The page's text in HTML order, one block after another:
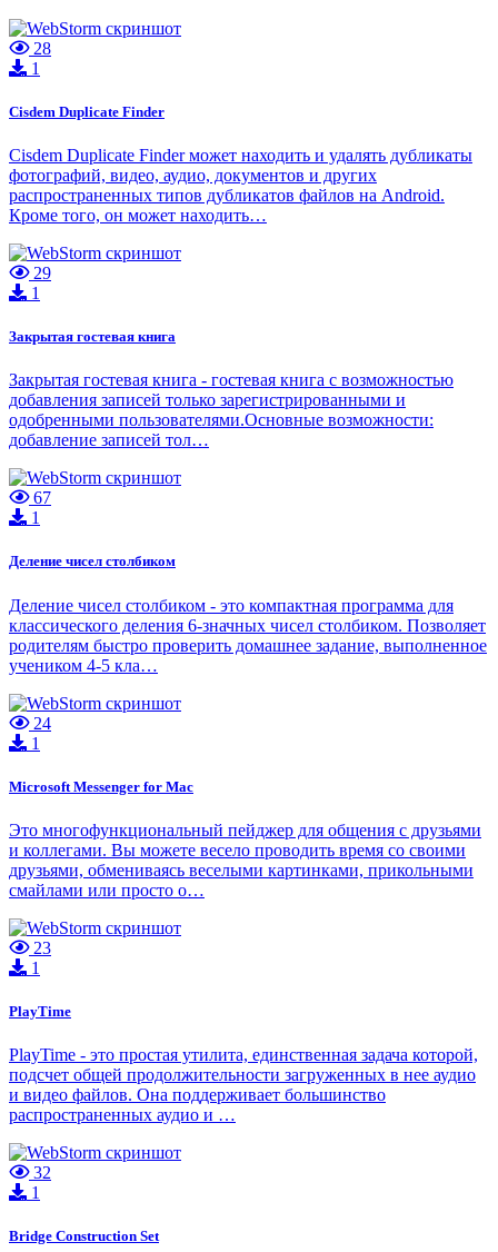
28
1
Cisdem Duplicate Finder
Cisdem Duplicate Finder может находить и удалять дубликаты
фотографий, видео, аудио, документов и других
распространенных типов дубликатов файлов на Android.
Кроме того, он может находить…
29
1
Закрытая гостевая книга
Закрытая гостевая книга - гостевая книга с возможностью
добавления записей только зарегистрированными и
одобренными пользователями.Основные возможности:
добавление записей тол…
67
1
Деление чисел столбиком
Деление чисел столбиком - это компактная программа для
классического деления 6-значных чисел столбиком. Позволяет
родителям быстро проверить домашнее задание, выполненное
учеником 4-5 кла…
24
1
Microsoft Messenger for Mac
Это многофункциональный пейджер для общения с друзьями
и коллегами. Вы можете весело проводить время со своими
друзьями, обмениваясь веселыми картинками, прикольными
смайлами или просто о…
23
1
PlayTime
PlayTime - это простая утилита, единственная задача которой,
подсчет общей продолжительности загруженных в нее аудио
и видео файлов. Она поддерживает большинство
распространенных аудио и …
32
1
Bridge Construction Set